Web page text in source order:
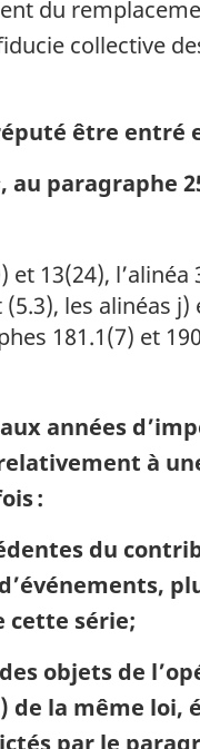
du
collective
être entré
, au paragraphe
et 13(24),
(5.3), les alinéas
181.1(7) et
années
à
:
du
cette série;
objets de
de la même
par le